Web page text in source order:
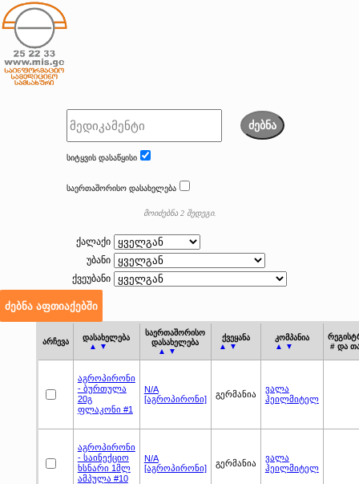
ძებნა
სიტყვის დასაწყისი
საერთაშორისო დასახელება
მოიძებნა 2 შედეგი.
ქალაქი
უბანი
ქვეუბანი
არჩევა
დასახელება
▲ ▼
საერთაშორისო
დასახელება
▲ ▼
ქვეყანა
▲ ▼
კომპანია
▲ ▼
# და
აგროპირონი
- ბურთულა
20გ
ფლაკონი #1
N/A
[აგროპირონი]
გერმანია
ვალა
ჰეილმიტელ
აგროპირონი
- საინექციო
ხსნარი 1მლ
ამპულა #10
N/A
[აგროპირონი]
გერმანია
ვალა
ჰეილმიტელ